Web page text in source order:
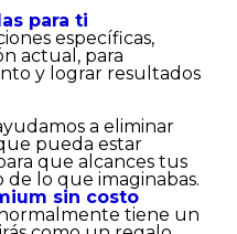
para ti
específicas,
actual, para
y lograr resultados
a eliminar
pueda estar
que alcances tus
de lo que imaginabas.
sin costo
tiene un